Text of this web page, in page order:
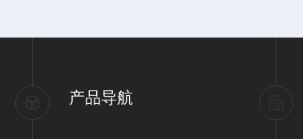
产品导航